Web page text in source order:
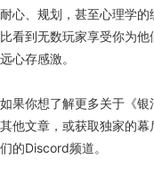
耐心、规划，甚至心理学的
比看到无数玩家享受你为
远心存感激。
如果你想了解更多关于《
其他文章，或获取独家的
们的Discord频道。